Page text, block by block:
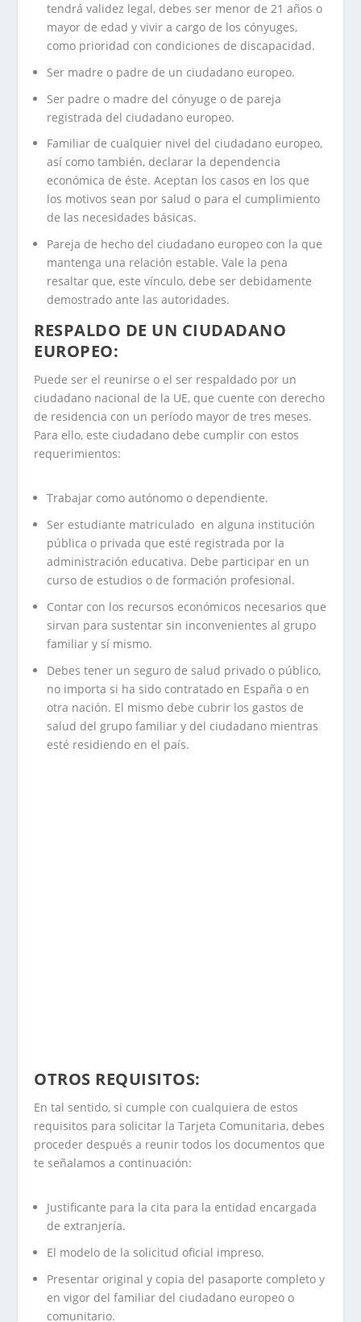
tendrá validez legal, debes ser menor de 21 años o
mayor de edad y vivir a cargo de los cónyuges,
como prioridad con condiciones de discapacidad.
Ser madre o padre de un ciudadano europeo.
Ser padre o madre del cónyuge o de pareja
registrada del ciudadano europeo.
Familiar de cualquier nivel del ciudadano europeo,
así como también, declarar la dependencia
económica de éste. Aceptan los casos en los que
los motivos sean por salud o para el cumplimiento
de las necesidades básicas.
Pareja de hecho del ciudadano europeo con la que
mantenga una relación estable. Vale la pena
resaltar que, este vínculo, debe ser debidamente
demostrado ante las autoridades.
RESPALDO DE UN CIUDADANO
EUROPEO:
Puede ser el reunirse o el ser respaldado por un
ciudadano nacional de la UE, que cuente con derecho
de residencia con un período mayor de tres meses.
Para ello, este ciudadano debe cumplir con estos
requerimientos:
Trabajar como autónomo o dependiente.
Ser estudiante matriculado en alguna institución
pública o privada que esté registrada por la
administración educativa. Debe participar en un
curso de estudios o de formación profesional.
Contar con los recursos económicos necesarios que
sirvan para sustentar sin inconvenientes al grupo
familiar y sí mismo.
Debes tener un seguro de salud privado o público,
no importa si ha sido contratado en España o en
otra nación. El mismo debe cubrir los gastos de
salud del grupo familiar y del ciudadano mientras
esté residiendo en el país.
OTROS REQUISITOS:
En tal sentido, si cumple con cualquiera de estos
requisitos para solicitar la Tarjeta Comunitaria, debes
proceder después a reunir todos los documentos que
te señalamos a continuación:
Justificante para la cita para la entidad encargada
de extranjería.
El modelo de la solicitud oficial impreso.
Presentar original y copia del pasaporte completo y
en vigor del familiar del ciudadano europeo o
comunitario.